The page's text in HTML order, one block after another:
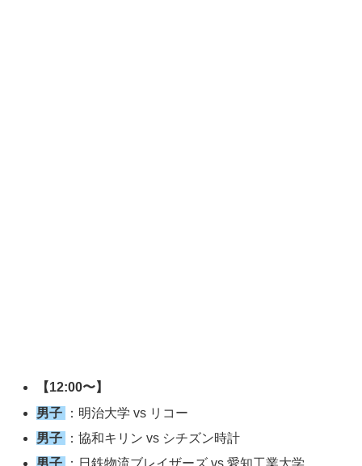
【12:00〜】
男子
：明治大学 vs リコー
男子
：協和キリン vs シチズン時計
男子
：日鉄物流ブレイザーズ vs 愛知工業大学